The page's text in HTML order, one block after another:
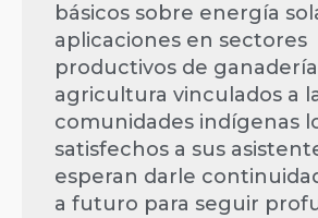
básicos sobre energía
aplicaciones en sectores
productivos de
agricultura vinculados a
comunidades indígenas
satisfechos a sus
esperan darle
a futuro para seguir